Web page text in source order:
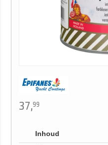
37,99
Inhoud